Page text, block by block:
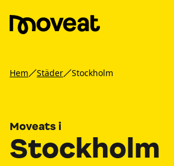
Hem Städer Stockholm
Moveats i
Stockholm